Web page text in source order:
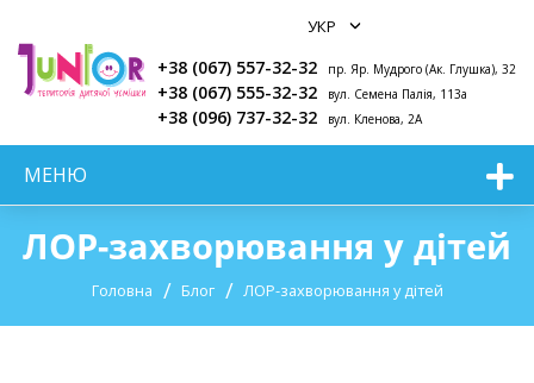
+38 (067) 557-32-32 пр. Яр. Мудрого (Ак. Глушка), 32
+38 (067) 555-32-32 вул. Семена Палія, 113а
+38 (096) 737-32-32 вул. Кленова, 2А
МЕНЮ
ЛОР-захворювання у дітей
Головна Блог ЛОР-захворювання у дітей